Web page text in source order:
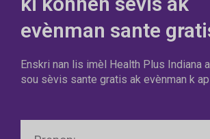
evènman sante
Enskri nan lis imèl Health Plus Indiana
sou sèvis sante gratis ak evènman k